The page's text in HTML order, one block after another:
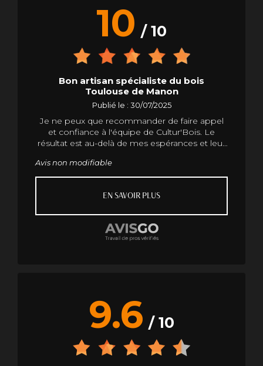
10 / 10
Bon artisan spécialiste du bois
Toulouse de Manon
Publié le : 30/07/2025
Je ne peux que recommander de faire appel
et confiance à l'équipe de Cultur'Bois. Le
résultat est au-delà de mes espérances et leur
Avis non modifiable
EN SAVOIR PLUS
9.6 / 10